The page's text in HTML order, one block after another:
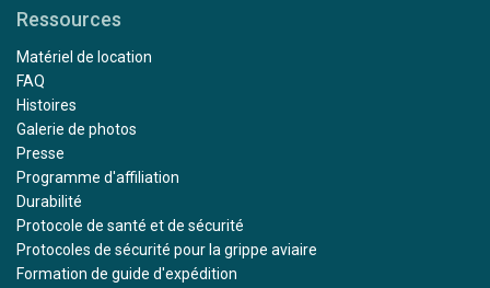
Ressources
Matériel de location
FAQ
Histoires
Galerie de photos
Presse
Programme d'affiliation
Durabilité
Protocole de santé et de sécurité
Protocoles de sécurité pour la grippe aviaire
Formation de guide d'expédition